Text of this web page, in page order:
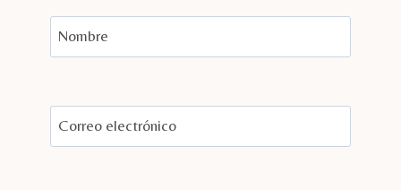
Nombre
Correo electrónico